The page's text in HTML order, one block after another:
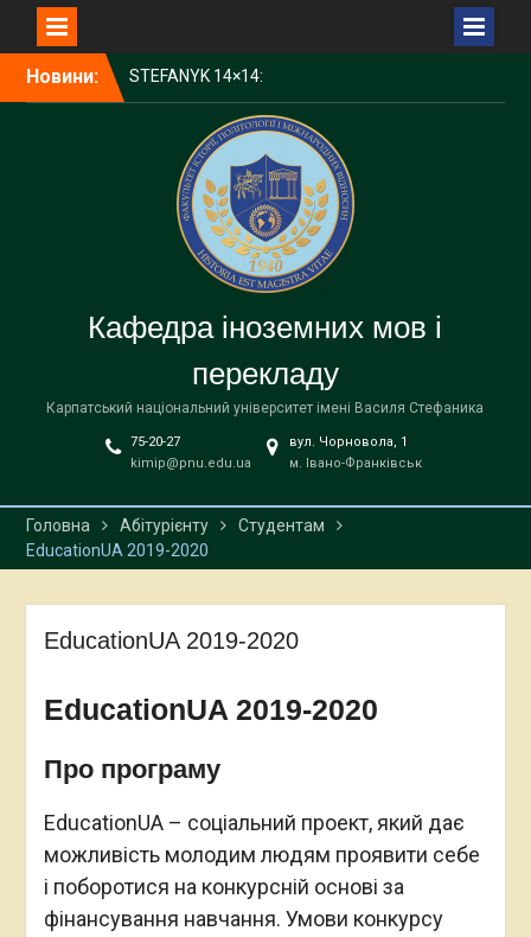
Новини:
STEFANYK 14×14:
Науковий пікнік Open Day
КНУВС — серед лідерів
України за науковим
впливом у CWTS Leiden
Ranking Open Edition 2025
1000 доларів для
студентів КНУВС:
стартував конкурс від
Досліджень
Запрошуємо на
відзначення Дня
університету!
Кафедра іноземних мов і
перекладу
Карпатський національний університет імені Василя Стефаника
75-20-27
kimip@pnu.edu.ua
вул. Чорновола, 1
м. Івано-Франківськ
Головна Абітурієнту
Студентам
EducationUA 2019-2020
EducationUA 2019-2020
EducationUA 2019-2020
Про програму
EducationUA – соціальний проект, який дає
можливість молодим людям проявити себе
і поборотися на конкурсній основі за
фінансування навчання. Умови конкурсу